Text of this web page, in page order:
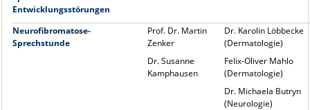
Entwicklungsstörungen
Neurofibromatose-
Sprechstunde
Prof. Dr. Martin
Zenker
Dr. Susanne
Kamphausen
Dr. Karolin Löbbecke
(Dermatologie)
Felix-Oliver Mahlo
(Dermatologie)
Dr. Michaela Butryn
(Neurologie)